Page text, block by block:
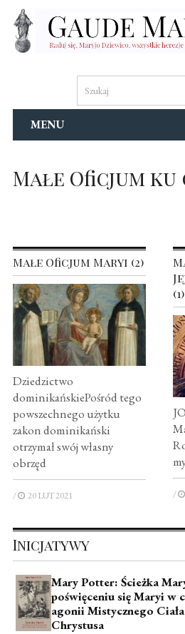
MENU
Małe Oficjum ku
Małe Oficjum Maryi (2)
Dziedzictwo
dominikańskiePośród tego
powszechnego użytku
zakon dominikański
otrzymał swój własny
obrzęd
/ 20 LUT 2021
(1)
/
Inicjatywy
Mary Potter: Ścieżka
poświęceniu się Maryi w
agonii Mistycznego Ciała
Chrystusa